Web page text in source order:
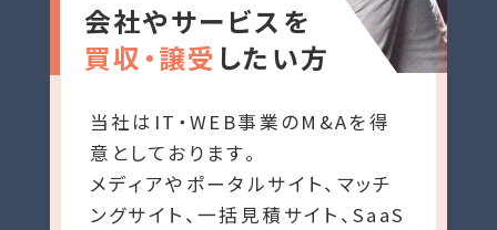
会社やサービスを
買収・譲受 したい方
当社はIT・WEB事業のM&Aを得
意としております。
メディアやポータルサイト、マッチ
ングサイト、一括見積サイト、SaaS